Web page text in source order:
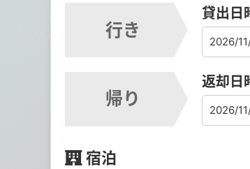
行き
貸出日
帰り
返却日
宿泊